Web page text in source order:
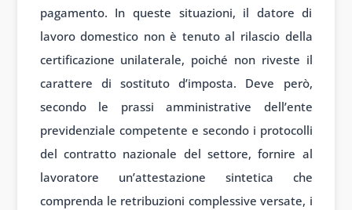
pagamento. In queste situazioni, il datore di
lavoro domestico non è tenuto al rilascio della
certificazione unilaterale, poiché non riveste il
carattere di sostituto d’imposta. Deve però,
secondo le prassi amministrative dell’ente
previdenziale competente e secondo i protocolli
del contratto nazionale del settore, fornire al
lavoratore un’attestazione sintetica che
comprenda le retribuzioni complessive versate, i